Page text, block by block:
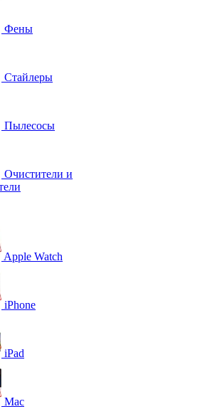
Фены
Стайлеры
Пылесосы
Очистители и
Apple Watch
iPhone
iPad
Mac